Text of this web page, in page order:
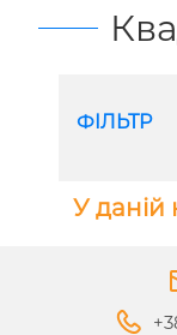
Генератори і
ФІЛЬТР
У даній